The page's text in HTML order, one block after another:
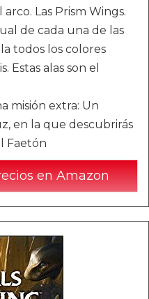
arco. Las Prism Wings.
de cada una de las
todos los colores
Estas alas son el
misión extra: Un
en la que descubrirás
Faetón
en Amazon